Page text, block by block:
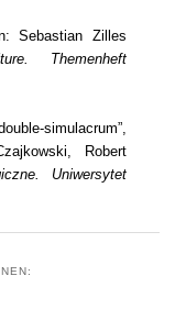
Sebastian Zilles
Themenheft
simulacrum”,
Robert
Uniwersytet